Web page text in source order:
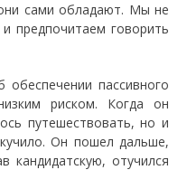
сами обладают. Мы не
предпочитаем говорить
пассивного
риском. Когда он
путешествовать, но и
Он пошел дальше,
кандидатскую, отучился